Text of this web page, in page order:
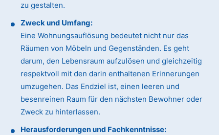
zu gestalten.
Zweck und Umfang:
Eine Wohnungsauflösung bedeutet nicht nur das
Räumen von Möbeln und Gegenständen. Es geht
darum, den Lebensraum aufzulösen und gleichzeitig
respektvoll mit den darin enthaltenen Erinnerungen
umzugehen. Das Endziel ist, einen leeren und
besenreinen Raum für den nächsten Bewohner oder
Zweck zu hinterlassen.
Herausforderungen und Fachkenntnisse: